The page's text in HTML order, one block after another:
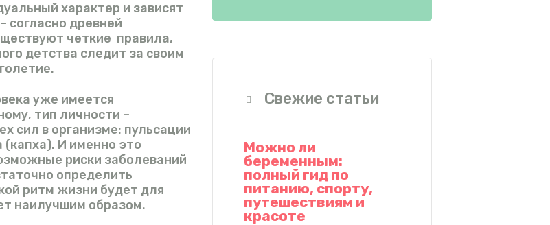
характер и зависят
согласно древней
четкие правила,
детства следит за своим
уже имеется
тип личности –
сил в организме: пульсации
(капха). И именно это
риски заболеваний
определить
ритм жизни будет для
наилучшим образом.
Свежие статьи
Можно ли
беременным:
полный гид по
питанию, спорту,
путешествиям и
красоте